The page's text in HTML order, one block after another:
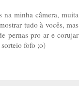
minha câmera, muita
tudo à vocês, mas
pernas pro ar e corujar
fofo ;o)